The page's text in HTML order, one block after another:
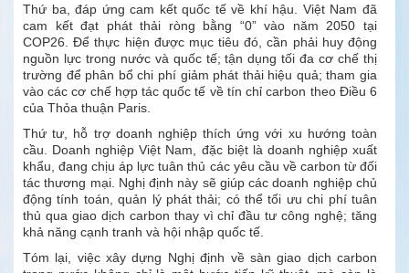
Thứ ba, đáp ứng cam kết quốc tế về khí hậu. Việt Nam đã
cam kết đạt phát thải ròng bằng “0” vào năm 2050 tại
COP26. Để thực hiện được mục tiêu đó, cần phải huy động
nguồn lực trong nước và quốc tế; tận dụng tối đa cơ chế thị
trường để phân bổ chi phí giảm phát thải hiệu quả; tham gia
vào các cơ chế hợp tác quốc tế về tín chỉ carbon theo Điều 6
của Thỏa thuận Paris.
Thứ tư, hỗ trợ doanh nghiệp thích ứng với xu hướng toàn
cầu. Doanh nghiệp Việt Nam, đặc biệt là doanh nghiệp xuất
khẩu, đang chịu áp lực tuân thủ các yêu cầu về carbon từ đối
tác thương mại. Nghị định này sẽ giúp các doanh nghiệp chủ
động tính toán, quản lý phát thải; có thể tối ưu chi phí tuân
thủ qua giao dịch carbon thay vì chỉ đầu tư công nghệ; tăng
khả năng cạnh tranh và hội nhập quốc tế.
Tóm lại, việc xây dựng Nghị định về sàn giao dịch carbon